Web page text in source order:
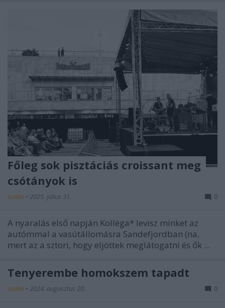
Főleg sok pisztáciás croissant meg
csótányok is
isolde • 2025. július 31. 0
A nyaralás első napján Kolléga* levisz minket az
autómmal a vasútállomásra Sandefjordban (na,
mert az a sztori, hogy eljöttek meglátogatni és ők ...
Tenyerembe homokszem tapadt
isolde • 2024. augusztus 20. 0